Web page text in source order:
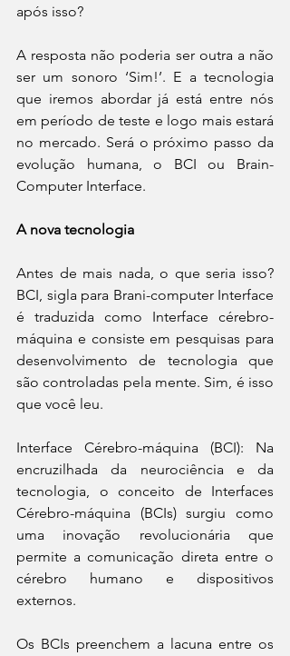
após isso?
A resposta não poderia ser outra a não
ser um sonoro ‘Sim!’. E a tecnologia
que iremos abordar já está entre nós
em período de teste e logo mais estará
no mercado. Será o próximo passo da
evolução humana, o BCI ou Brain-
Computer Interface.
A nova tecnologia
Antes de mais nada, o que seria isso?
BCI, sigla para Brani-computer Interface
é traduzida como Interface cérebro-
máquina e consiste em pesquisas para
desenvolvimento de tecnologia que
são controladas pela mente. Sim, é isso
que você leu.
Interface Cérebro-máquina (BCI): Na
encruzilhada da neurociência e da
tecnologia, o conceito de Interfaces
Cérebro-máquina (BCIs) surgiu como
uma inovação revolucionária que
permite a comunicação direta entre o
cérebro humano e dispositivos
externos.
Os BCIs preenchem a lacuna entre os